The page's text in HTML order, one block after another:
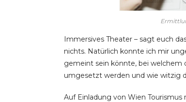
Immersives Theater – sagt euch
nichts. Natürlich konnte ich mir
gemeint sein könnte, bei welchem
umgesetzt werden und wie witzig
Auf Einladung von Wien